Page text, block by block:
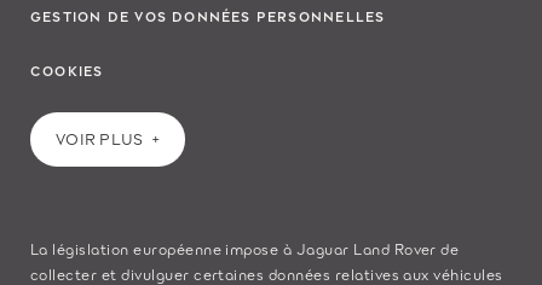
GESTION DE VOS DONNÉES PERSONNELLES
COOKIES
VOIR PLUS
La législation européenne impose à Jaguar Land Rover de
collecter et divulguer certaines données relatives aux véhicules